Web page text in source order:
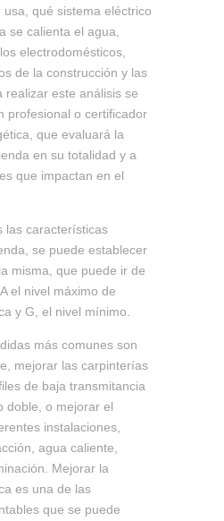
qué sistema eléctrico
se calienta el agua,
electrodomésticos,
de la construcción y las
realizar este análisis se
profesional o certificador
que evaluará la
en su totalidad y a
que impactan en el
las características
se puede establecer
misma, que puede ir de
el nivel máximo de
y G, el nivel mínimo.
más comunes son
mejorar las carpinterías
de baja transmitancia
doble, o mejorar el
instalaciones,
agua caliente,
Mejorar la
es una de las
que se puede